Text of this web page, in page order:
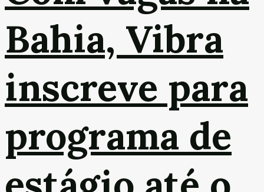
Bahia, Vibra
inscreve para
programa de